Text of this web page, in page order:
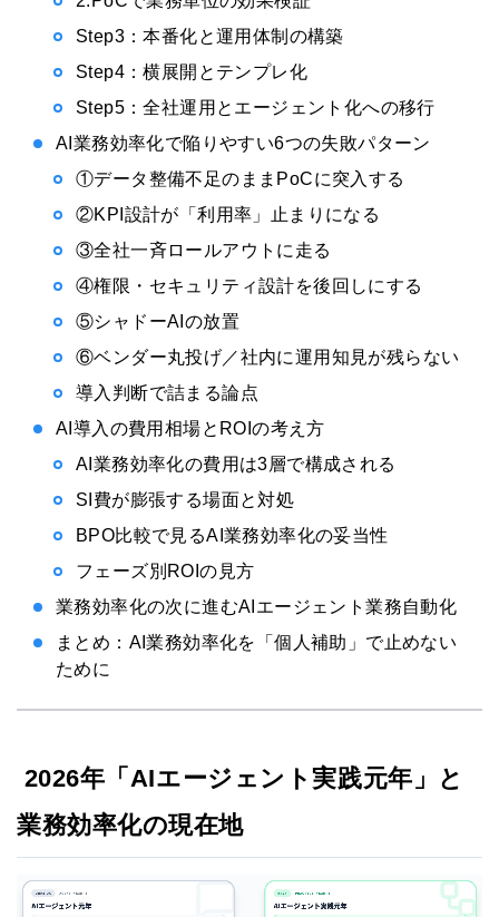
Step3：本番化と運用体制の構築
Step4：横展開とテンプレ化
Step5：全社運用とエージェント化への移行
AI業務効率化で陥りやすい6つの失敗パターン
①データ整備不足のままPoCに突入する
②KPI設計が「利用率」止まりになる
③全社一斉ロールアウトに走る
④権限・セキュリティ設計を後回しにする
⑤シャドーAIの放置
⑥ベンダー丸投げ／社内に運用知見が残らない
導入判断で詰まる論点
AI導入の費用相場とROIの考え方
AI業務効率化の費用は3層で構成される
SI費が膨張する場面と対処
BPO比較で見るAI業務効率化の妥当性
フェーズ別ROIの見方
業務効率化の次に進むAIエージェント業務自動化
まとめ：AI業務効率化を「個人補助」で止めない
ために
2026年「AIエージェント実践元年」と
業務効率化の現在地